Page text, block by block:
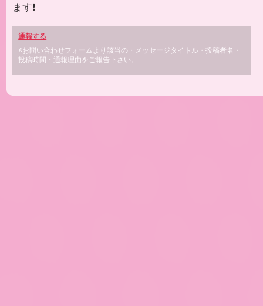
ます❗️
通報する
※お問い合わせフォームより該当の・メッセージタイトル・投稿者名・
投稿時間・通報理由をご報告下さい。